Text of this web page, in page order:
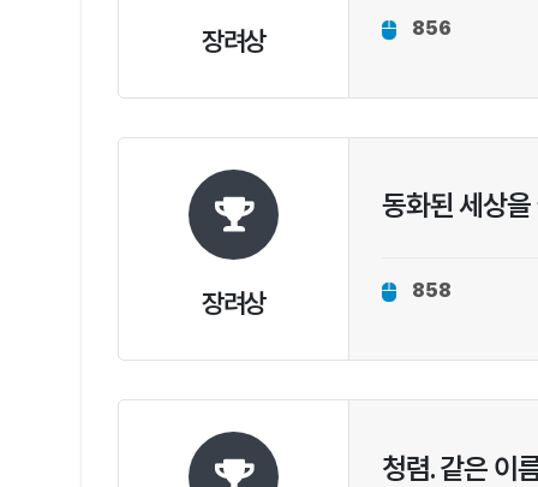
장려상 856
장려상
동화된 세상을
858
청렴. 같은 이